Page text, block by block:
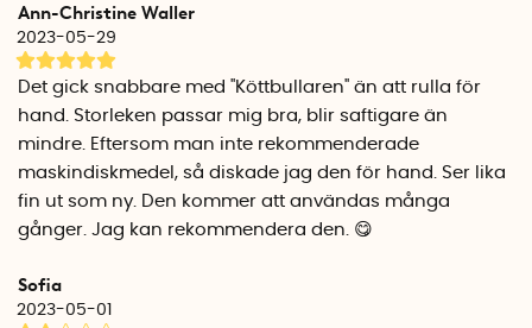
Ann-Christine Waller
2023-05-29
Det gick snabbare med ''Köttbullaren'' än att rulla för
hand. Storleken passar mig bra, blir saftigare än
mindre. Eftersom man inte rekommenderade
maskindiskmedel, så diskade jag den för hand. Ser lika
fin ut som ny. Den kommer att användas många
gånger. Jag kan rekommendera den. 😋
Sofia
2023-05-01